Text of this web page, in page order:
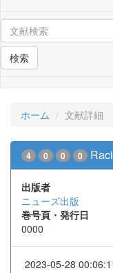
検索
ホーム 文献詳細
4 0 0 0
出版者
ニューズ出版
巻号頁・発行日
0000
2023-05-28